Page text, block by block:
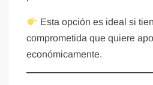
Esta opción es ideal si
comprometida que quiere
económicamente.